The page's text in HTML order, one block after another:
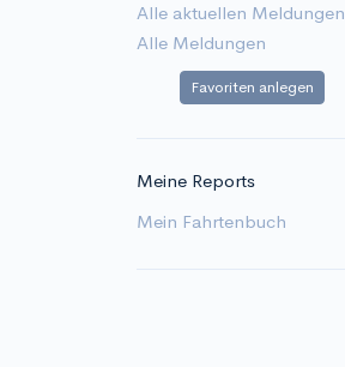
Alle aktuellen Meldungen
Alle Meldungen
Favoriten anlegen
Meine Reports
Mein Fahrtenbuch